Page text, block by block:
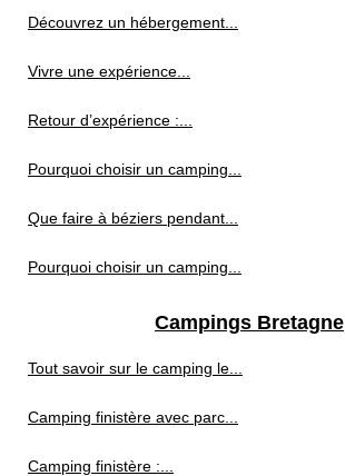
Découvrez un hébergement...
Vivre une expérience...
Retour d’expérience :...
Pourquoi choisir un camping...
Que faire à béziers pendant...
Pourquoi choisir un camping...
Campings Bretagne
Tout savoir sur le camping le...
Camping finistère avec parc...
Camping finistère :...